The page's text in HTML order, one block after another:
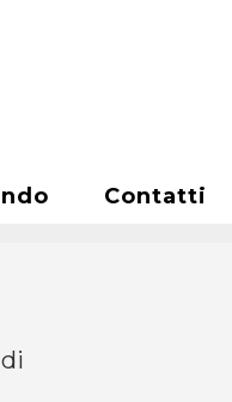
Contatti